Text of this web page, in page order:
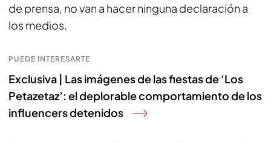
de prensa, no van a hacer ninguna declaración a
los medios.
PUEDE INTERESARTE
Exclusiva | Las imágenes de las fiestas de ‘Los
Petazetaz’: el deplorable comportamiento de los
influencers detenidos